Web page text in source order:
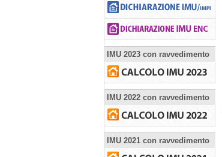
IMU 2023 con ravvedimento
IMU 2022 con ravvedimento
IMU 2021 con ravvedimento